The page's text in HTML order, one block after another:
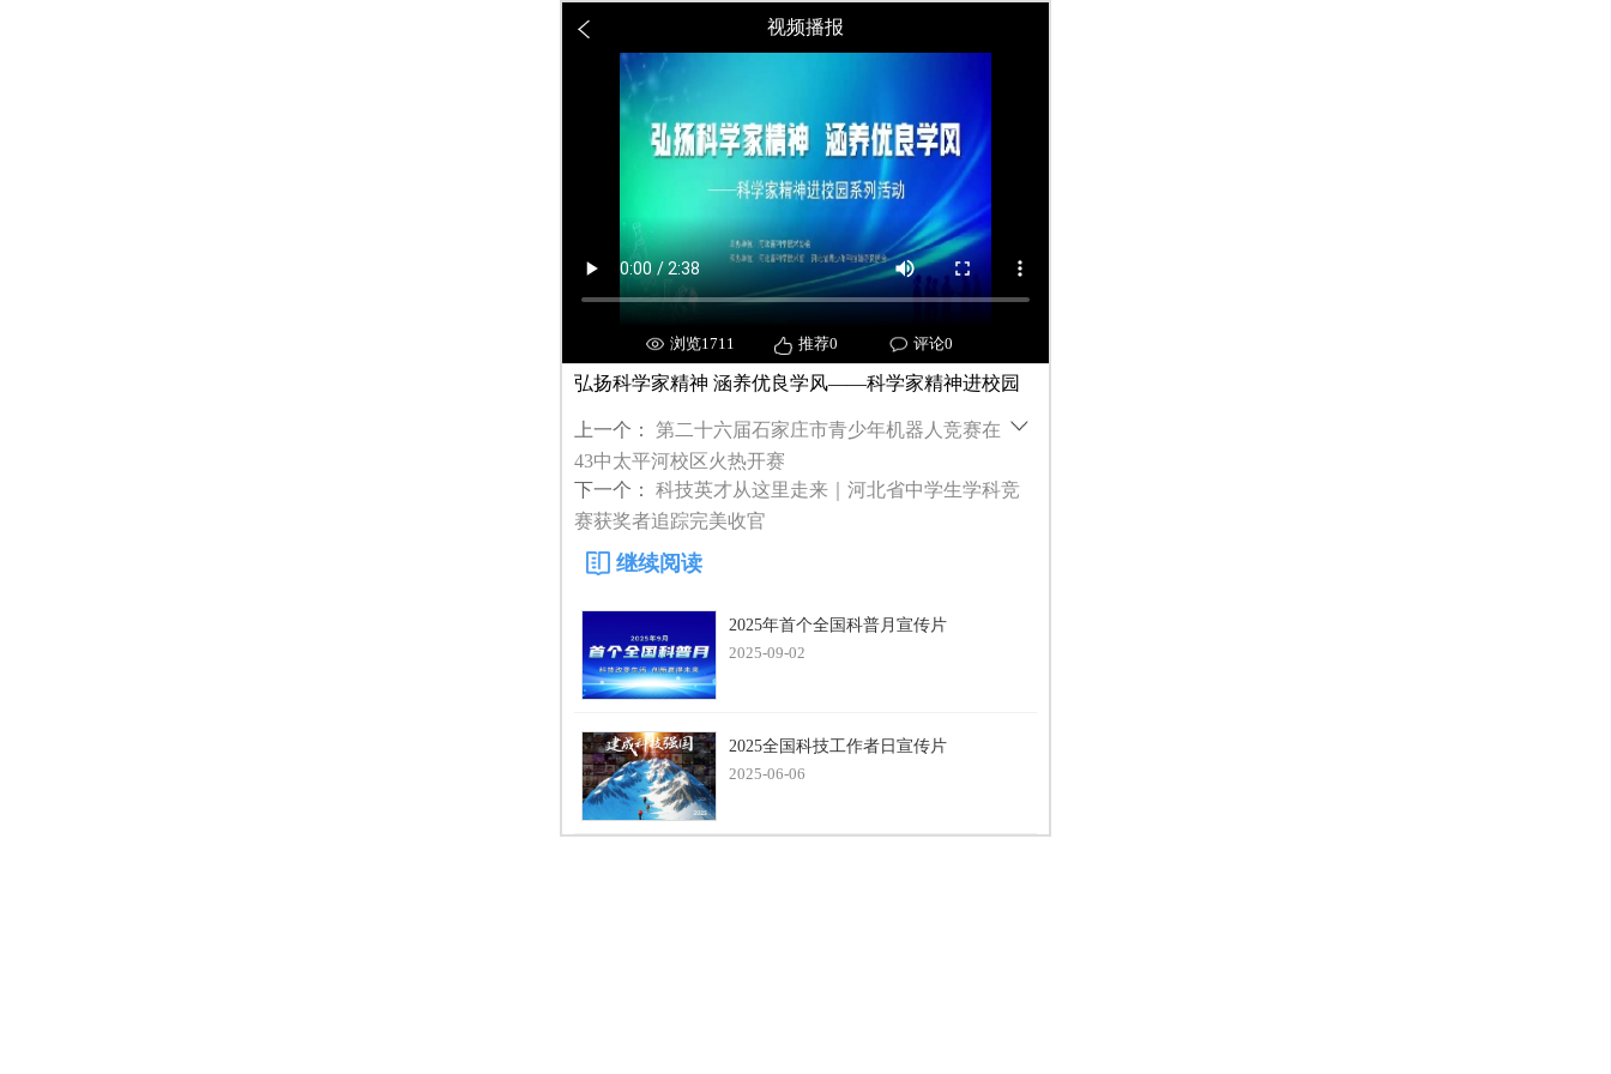
视频播报
浏览1711 推荐0 评论0
弘扬科学家精神 涵养优良学风——科学家精神进校园
上一个： 第二十六届石家庄市青少年机器人竞赛在
43中太平河校区火热开赛
下一个： 科技英才从这里走来｜河北省中学生学科竞
赛获奖者追踪完美收官
继续阅读
2025年首个全国科普月宣传片
2025-09-02
2025全国科技工作者日宣传片
2025-06-06